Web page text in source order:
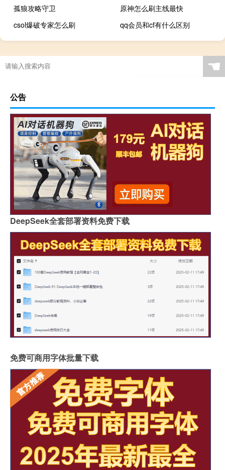
孤狼攻略守卫
原神怎么刷主线最快
csol爆破专家怎么刷
qq会员和cf有什么区别
☚
公告
DeepSeek全套部署资料免费下载
免费可商用字体批量下载